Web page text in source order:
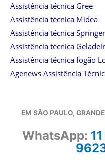
Assistência técnica Gree
Assistência técnica Midea
Assistência técnica Springer
Assistência técnica
Assistência técnica fogão
Agenews Assistência
EM SÃO PAULO,
WhatsApp: